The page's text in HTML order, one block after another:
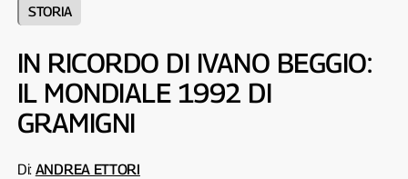
STORIA
IN RICORDO DI IVANO BEGGIO:
IL MONDIALE 1992 DI
GRAMIGNI
Di: ANDREA ETTORI